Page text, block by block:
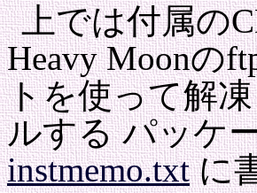
上では付属の
Heavy Moonの
トを使って解
ルする パッケ
instmemo.txtに